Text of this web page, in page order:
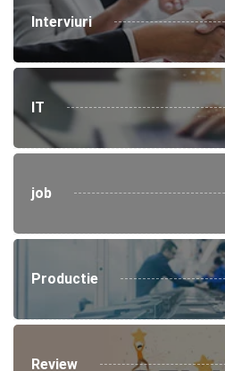
Interviuri
IT
job
Productie
Review